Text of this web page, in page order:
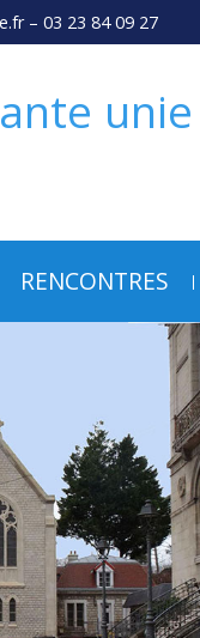
– 03 23 84 09 27
RENCONTRES